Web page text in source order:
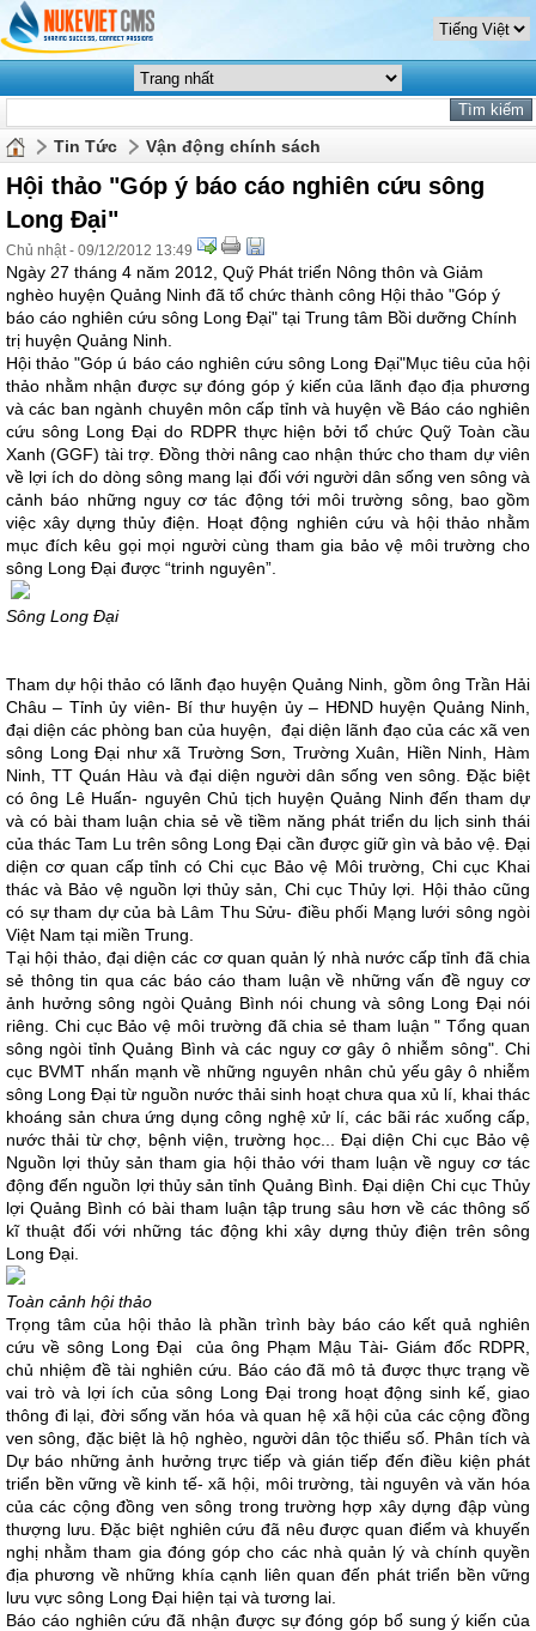
Tin Tức Vận động chính sách
Hội thảo "Góp ý báo cáo nghiên cứu sông
Long Đại"
Chủ nhật - 09/12/2012 13:49
Ngày 27 tháng 4 năm 2012, Quỹ Phát triển Nông thôn và Giảm
nghèo huyện Quảng Ninh đã tổ chức thành công Hội thảo "Góp ý
báo cáo nghiên cứu sông Long Đại" tại Trung tâm Bồi dưỡng Chính
trị huyện Quảng Ninh.
Hội thảo "Góp ú báo cáo nghiên cứu sông Long Đại"Mục tiêu của hội
thảo nhằm nhận được sự đóng góp ý kiến của lãnh đạo địa phương
và các ban ngành chuyên môn cấp tỉnh và huyện về Báo cáo nghiên
cứu sông Long Đại do RDPR thực hiện bởi tổ chức Quỹ Toàn cầu
Xanh (GGF) tài trợ. Đồng thời nâng cao nhận thức cho tham dự viên
về lợi ích do dòng sông mang lại đối với người dân sống ven sông và
cảnh báo những nguy cơ tác động tới môi trường sông, bao gồm
việc xây dựng thủy điện. Hoạt động nghiên cứu và hội thảo nhằm
mục đích kêu gọi mọi người cùng tham gia bảo vệ môi trường cho
sông Long Đại được “trinh nguyên”.
Sông Long Đại
Tham dự hội thảo có lãnh đạo huyện Quảng Ninh, gồm ông Trần Hải
Châu – Tỉnh ủy viên- Bí thư huyện ủy – HĐND huyện Quảng Ninh,
đại diện các phòng ban của huyện, đại diện lãnh đạo của các xã ven
sông Long Đại như xã Trường Sơn, Trường Xuân, Hiền Ninh, Hàm
Ninh, TT Quán Hàu và đại diện người dân sống ven sông. Đặc biệt
có ông Lê Huấn- nguyên Chủ tịch huyện Quảng Ninh đến tham dự
và có bài tham luận chia sẻ về tiềm năng phát triển du lịch sinh thái
của thác Tam Lu trên sông Long Đại cần được giữ gìn và bảo vệ. Đại
diện cơ quan cấp tỉnh có Chi cục Bảo vệ Môi trường, Chi cục Khai
thác và Bảo vệ nguồn lợi thủy sản, Chi cục Thủy lợi. Hội thảo cũng
có sự tham dự của bà Lâm Thu Sửu- điều phối Mạng lưới sông ngòi
Việt Nam tại miền Trung.
Tại hội thảo, đại diện các cơ quan quản lý nhà nước cấp tỉnh đã chia
sẻ thông tin qua các báo cáo tham luận về những vấn đề nguy cơ
ảnh hưởng sông ngòi Quảng Bình nói chung và sông Long Đại nói
riêng. Chi cục Bảo vệ môi trường đã chia sẻ tham luận " Tổng quan
sông ngòi tỉnh Quảng Bình và các nguy cơ gây ô nhiễm sông". Chi
cục BVMT nhấn mạnh về những nguyên nhân chủ yếu gây ô nhiễm
sông Long Đại từ nguồn nước thải sinh hoạt chưa qua xủ lí, khai thác
khoáng sản chưa ứng dụng công nghệ xử lí, các bãi rác xuống cấp,
nước thải từ chợ, bệnh viện, trường học... Đại diện Chi cục Bảo vệ
Nguồn lợi thủy sản tham gia hội thảo với tham luận về nguy cơ tác
động đến nguồn lợi thủy sản tỉnh Quảng Bình. Đại diện Chi cục Thủy
lợi Quảng Bình có bài tham luận tập trung sâu hơn về các thông số
kĩ thuật đối với những tác động khi xây dựng thủy điện trên sông
Long Đại.
Toàn cảnh hội thảo
Trọng tâm của hội thảo là phần trình bày báo cáo kết quả nghiên
cứu về sông Long Đại của ông Phạm Mậu Tài- Giám đốc RDPR,
chủ nhiệm đề tài nghiên cứu. Báo cáo đã mô tả được thực trạng về
vai trò và lợi ích của sông Long Đại trong hoạt động sinh kế, giao
thông đi lại, đời sống văn hóa và quan hệ xã hội của các cộng đồng
ven sông, đặc biệt là hộ nghèo, người dân tộc thiểu số. Phân tích và
Dự báo những ảnh hưởng trực tiếp và gián tiếp đến điều kiện phát
triển bền vững về kinh tế- xã hội, môi trường, tài nguyên và văn hóa
của các cộng đồng ven sông trong trường hợp xây dựng đập vùng
thượng lưu. Đặc biệt nghiên cứu đã nêu được quan điểm và khuyến
nghị nhằm tham gia đóng góp cho các nhà quản lý và chính quyền
địa phương về những khía cạnh liên quan đến phát triển bền vững
lưu vực sông Long Đại hiện tại và tương lai.
Báo cáo nghiên cứu đã nhận được sự đóng góp bổ sung ý kiến của